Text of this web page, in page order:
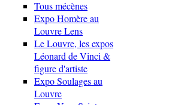
Tous mécènes
Expo Homère au
Louvre Lens
Le Louvre, les expos
Léonard de Vinci &
figure d'artiste
Expo Soulages au
Louvre